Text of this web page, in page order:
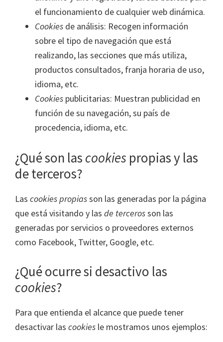
el funcionamiento de cualquier web dinámica.
Cookies de análisis: Recogen información
sobre el tipo de navegación que está
realizando, las secciones que más utiliza,
productos consultados, franja horaria de uso,
idioma, etc.
Cookies publicitarias: Muestran publicidad en
función de su navegación, su país de
procedencia, idioma, etc.
¿Qué son las cookies propias y las
de terceros?
Las cookies propiasson las generadas por la página
que está visitando y las de tercerosson las
generadas por servicios o proveedores externos
como Facebook, Twitter, Google, etc.
¿Qué ocurre si desactivo las
cookies?
Para que entienda el alcance que puede tener
desactivar las cookies le mostramos unos ejemplos: